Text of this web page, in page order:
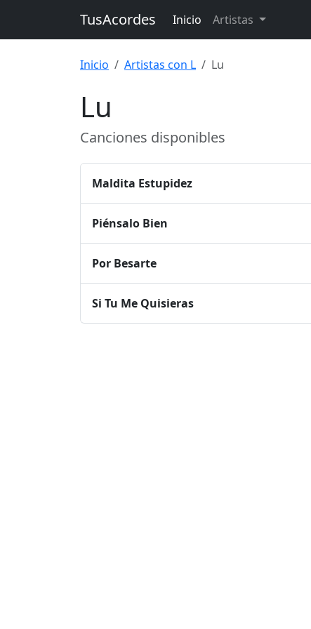
TusAcordes Inicio Artistas
Inicio Artistas con L Lu
Lu
Canciones disponibles
Maldita Estupidez
Piénsalo Bien
Por Besarte
Si Tu Me Quisieras